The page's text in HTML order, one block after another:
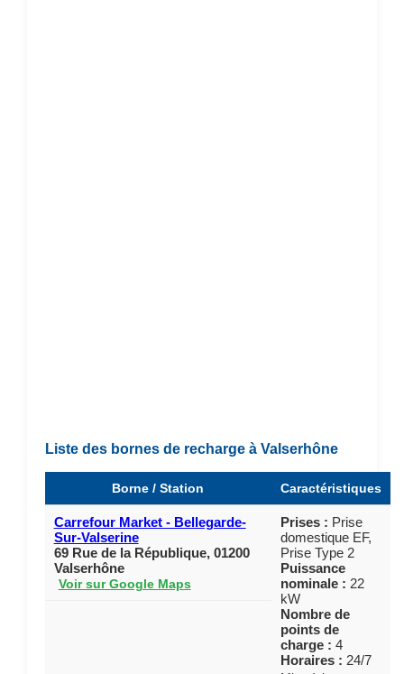
Liste des bornes de recharge à Valserhône
Borne / Station Caractéristiques
Carrefour Market - Bellegarde-
Sur-Valserine
69 Rue de la République, 01200
Valserhône
Voir sur Google Maps
Prises : Prise
domestique EF,
Prise Type 2
Puissance
nominale : 22
kW
Nombre de
points de
charge : 4
Horaires : 24/7